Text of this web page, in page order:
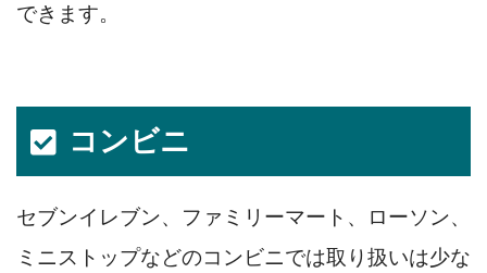
できます。
コンビニ
セブンイレブン、ファミリーマート、ローソン、
ミニストップなどのコンビニでは取り扱いは少な